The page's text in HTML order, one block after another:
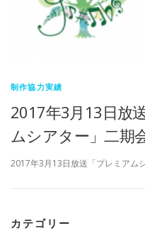
制作協力実績
2017年3月13日放
ムシアター」二期
2017年3月13日放送「プレミア
カテゴリー